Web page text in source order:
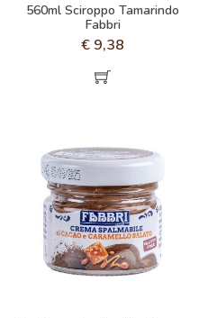
560ml Sciroppo Tamarindo
Fabbri
€ 9,38